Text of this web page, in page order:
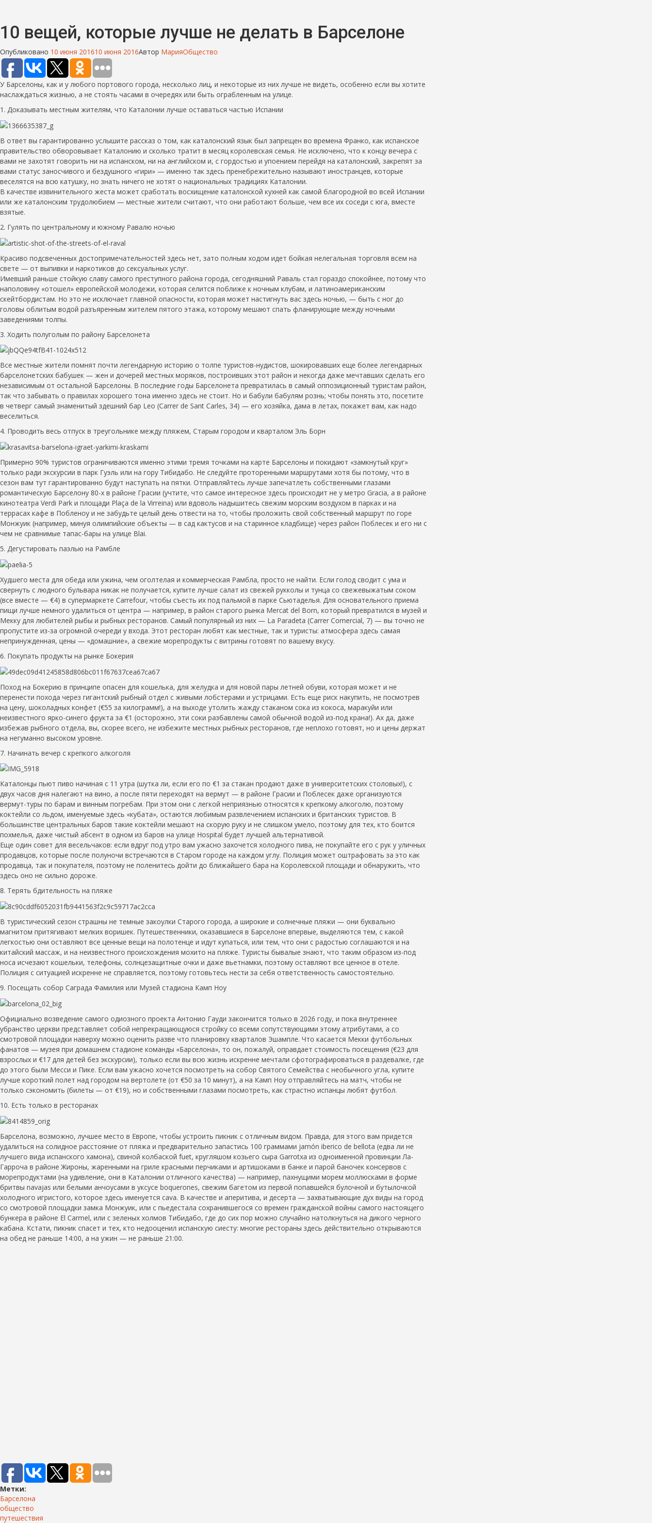
10 вещей, которые лучше не делать в Барселоне
Опубликовано 10 июня 201610 июня 2016Автор МарияОбщество
У Барселоны, как и у любого портового города, несколько лиц, и некоторые из них лучше не видеть, особенно если вы хотите
наслаждаться жизнью, а не стоять часами в очередях или быть ограбленным на улице.
1. Доказывать местным жителям, что Каталонии лучше оставаться частью Испании
В ответ вы гарантированно услышите рассказ о том, как каталонский язык был запрещен во времена Франко, как испанское
правительство обворовывает Каталонию и сколько тратит в месяц королевская семья. Не исключено, что к концу вечера с
вами не захотят говорить ни на испанском, ни на английском и, с гордостью и упоением перейдя на каталонский, закрепят за
вами статус заносчивого и бездушного «гири» — именно так здесь пренебрежительно называют иностранцев, которые
веселятся на всю катушку, но знать ничего не хотят о национальных традициях Каталонии.
В качестве извинительного жеста может сработать восхищение каталонской кухней как самой благородной во всей Испании
или же каталонским трудолюбием — местные жители считают, что они работают больше, чем все их соседи с юга, вместе
взятые.
2. Гулять по центральному и южному Равалю ночью
Красиво подсвеченных достопримечательностей здесь нет, зато полным ходом идет бойкая нелегальная торговля всем на
свете — от выпивки и наркотиков до сексуальных услуг.
Имевший раньше стойкую славу самого преступного района города, сегодняшний Раваль стал гораздо спокойнее, потому что
наполовину «отошел» европейской молодежи, которая селится поближе к ночным клубам, и латиноамериканским
скейтбордистам. Но это не исключает главной опасности, которая может настигнуть вас здесь ночью, — быть с ног до
головы облитым водой разъяренным жителем пятого этажа, которому мешают спать фланирующие между ночными
заведениями толпы.
3. Ходить полуголым по району Барселонета
Все местные жители помнят почти легендарную историю о толпе туристов-нудистов, шокировавших еще более легендарных
барселонетских бабушек — жен и дочерей местных моряков, построивших этот район и некогда даже мечтавших сделать его
независимым от остальной Барселоны. В последние годы Барселонета превратилась в самый оппозиционный туристам район,
так что забывать о правилах хорошего тона именно здесь не стоит. Но и бабули бабулям рознь; чтобы понять это, посетите
в четверг самый знаменитый здешний бар Leo (Carrer de Sant Carles, 34) — его хозяйка, дама в летах, покажет вам, как надо
веселиться.
4. Проводить весь отпуск в треугольнике между пляжем, Старым городом и кварталом Эль Борн
Примерно 90% туристов ограничиваются именно этими тремя точками на карте Барселоны и покидают «замкнутый круг»
только ради экскурсии в парк Гуэль или на гору Тибидабо. Не следуйте проторенными маршрутами хотя бы потому, что в
сезон вам тут гарантированно будут наступать на пятки. Отправляйтесь лучше запечатлеть собственными глазами
романтическую Барселону 80-х в районе Грасии (учтите, что самое интересное здесь происходит не у метро Gracia, а в районе
кинотеатра Verdi Park и площади Plaça de la Virreina) или вдоволь надышитесь свежим морским воздухом в парках и на
террасах кафе в Побленоу и не забудьте целый день отвести на то, чтобы проложить свой собственный маршрут по горе
Монжуик (например, минуя олимпийские объекты — в сад кактусов и на старинное кладбище) через район Поблесек и его ни с
чем не сравнимые тапас-бары на улице Blai.
5. Дегустировать паэлью на Рамбле
Худшего места для обеда или ужина, чем оголтелая и коммерческая Рамбла, просто не найти. Если голод сводит с ума и
свернуть с людного бульвара никак не получается, купите лучше салат из свежей рукколы и тунца со свежевыжатым соком
(все вместе — €4) в супермаркете Carrefour, чтобы съесть их под пальмой в парке Сьютаделья. Для основательного приема
пищи лучше немного удалиться от центра — например, в район старого рынка Mercat del Born, который превратился в музей и
Мекку для любителей рыбы и рыбных ресторанов. Самый популярный из них — La Paradeta (Carrer Comercial, 7) — вы точно не
пропустите из-за огромной очереди у входа. Этот ресторан любят как местные, так и туристы: атмосфера здесь самая
непринужденная, цены — «домашние», а свежие морепродукты с витрины готовят по вашему вкусу.
6. Покупать продукты на рынке Бокерия
Поход на Бокерию в принципе опасен для кошелька, для желудка и для новой пары летней обуви, которая может и не
перенести похода через гигантский рыбный отдел с живыми лобстерами и устрицами. Есть еще риск накупить, не посмотрев
на цену, шоколадных конфет (€55 за килограмм!), а на выходе утолить жажду стаканом сока из кокоса, маракуйи или
неизвестного ярко-синего фрукта за €1 (осторожно, эти соки разбавлены самой обычной водой из-под крана!). Ах да, даже
избежав рыбного отдела, вы, скорее всего, не избежите местных рыбных ресторанов, где неплохо готовят, но и цены держат
на негуманно высоком уровне.
7. Начинать вечер с крепкого алкоголя
Каталонцы пьют пиво начиная с 11 утра (шутка ли, если его по €1 за стакан продают даже в университетских столовых!), с
двух часов дня налегают на вино, а после пяти переходят на вермут — в районе Грасии и Поблесек даже организуются
вермут-туры по барам и винным погребам. При этом они с легкой неприязнью относятся к крепкому алкоголю, поэтому
коктейли со льдом, именуемые здесь «кубата», остаются любимым развлечением испанских и британских туристов. В
большинстве центральных баров такие коктейли мешают на скорую руку и не слишком умело, поэтому для тех, кто боится
похмелья, даже чистый абсент в одном из баров на улице Hospital будет лучшей альтернативой.
Еще один совет для весельчаков: если вдруг под утро вам ужасно захочется холодного пива, не покупайте его с рук у уличных
продавцов, которые после полуночи встречаются в Старом городе на каждом углу. Полиция может оштрафовать за это как
продавца, так и покупателя, поэтому не поленитесь дойти до ближайшего бара на Королевской площади и обнаружить, что
здесь оно не сильно дороже.
8. Терять бдительность на пляже
В туристический сезон страшны не темные закоулки Старого города, а широкие и солнечные пляжи — они буквально
магнитом притягивают мелких воришек. Путешественники, оказавшиеся в Барселоне впервые, выделяются тем, с какой
легкостью они оставляют все ценные вещи на полотенце и идут купаться, или тем, что они с радостью соглашаются и на
китайский массаж, и на неизвестного происхождения мохито на пляже. Туристы бывалые знают, что таким образом из-под
носа исчезают кошельки, телефоны, солнцезащитные очки и даже вьетнамки, поэтому оставляют все ценное в отеле.
Полиция с ситуацией искренне не справляется, поэтому готовьтесь нести за себя ответственность самостоятельно.
9. Посещать собор Саграда Фамилия или Музей стадиона Камп Ноу
Официально возведение самого одиозного проекта Антонио Гауди закончится только в 2026 году, и пока внутреннее
убранство церкви представляет собой непрекращающуюся стройку со всеми сопутствующими этому атрибутами, а со
смотровой площадки наверху можно оценить разве что планировку кварталов Эшампле. Что касается Мекки футбольных
фанатов — музея при домашнем стадионе команды «Барселона», то он, пожалуй, оправдает стоимость посещения (€23 для
взрослых и €17 для детей без экскурсии), только если вы всю жизнь искренне мечтали сфотографироваться в раздевалке, где
до этого были Месси и Пике. Если вам ужасно хочется посмотреть на собор Святого Семейства с необычного угла, купите
лучше короткий полет над городом на вертолете (от €50 за 10 минут), а на Камп Ноу отправляйтесь на матч, чтобы не
только сэкономить (билеты — от €19), но и собственными глазами посмотреть, как страстно испанцы любят футбол.
10. Есть только в ресторанах
Барселона, возможно, лучшее место в Европе, чтобы устроить пикник с отличным видом. Правда, для этого вам придется
удалиться на солидное расстояние от пляжа и предварительно запастись 100 граммами jamón iberico de bellota (едва ли не
лучшего вида испанского хамона), свиной колбаской fuet, кругляшом козьего сыра Garrotxa из одноименной провинции Ла-
Гарроча в районе Жироны, жаренными на гриле красными перчиками и артишоками в банке и парой баночек консервов с
морепродуктами (на удивление, они в Каталонии отличного качества) — например, пахнущими морем моллюсками в форме
бритвы navajas или белыми анчоусами в уксусе boquerones, свежим багетом из первой попавшейся булочной и бутылочкой
холодного игристого, которое здесь именуется cava. В качестве и аперитива, и десерта — захватывающие дух виды на город
со смотровой площадки замка Монжуик, или с пьедестала сохранившегося со времен гражданской войны самого настоящего
бункера в районе El Carmel, или с зеленых холмов Тибидабо, где до сих пор можно случайно натолкнуться на дикого черного
кабана. Кстати, пикник спасет и тех, кто недооценил испанскую сиесту: многие рестораны здесь действительно открываются
на обед не раньше 14:00, а на ужин — не раньше 21:00.
Метки:
Барселона
общество
путешествия